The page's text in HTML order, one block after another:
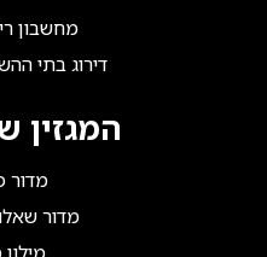
מחשבון
דירוג בתי
המגזין
מדור
מדור